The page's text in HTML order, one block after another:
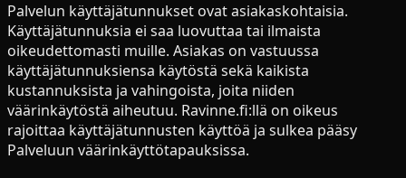
Palvelun käyttäjätunnukset ovat asiakaskohtaisia.
Käyttäjätunnuksia ei saa luovuttaa tai ilmaista
oikeudettomasti muille. Asiakas on vastuussa
käyttäjätunnuksiensa käytöstä sekä kaikista
kustannuksista ja vahingoista, joita niiden
väärinkäytöstä aiheutuu. Ravinne.fi:llä on oikeus
rajoittaa käyttäjätunnusten käyttöä ja sulkea pääsy
Palveluun väärinkäyttötapauksissa.